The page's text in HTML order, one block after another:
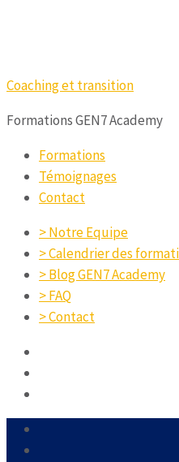
Coaching et transition
Formations GEN7 Academy
Formations
Témoignages
Contact
> Notre Equipe
> Calendrier des
> Blog GEN7 Academy
> FAQ
> Contact